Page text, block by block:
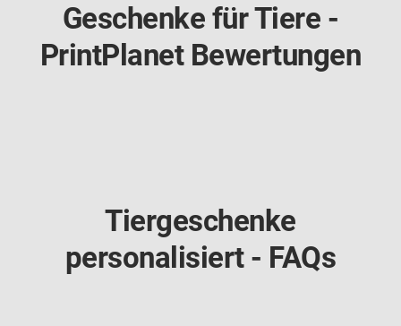
Geschenke für Tiere -
PrintPlanet Bewertungen
Tiergeschenke
personalisiert - FAQs